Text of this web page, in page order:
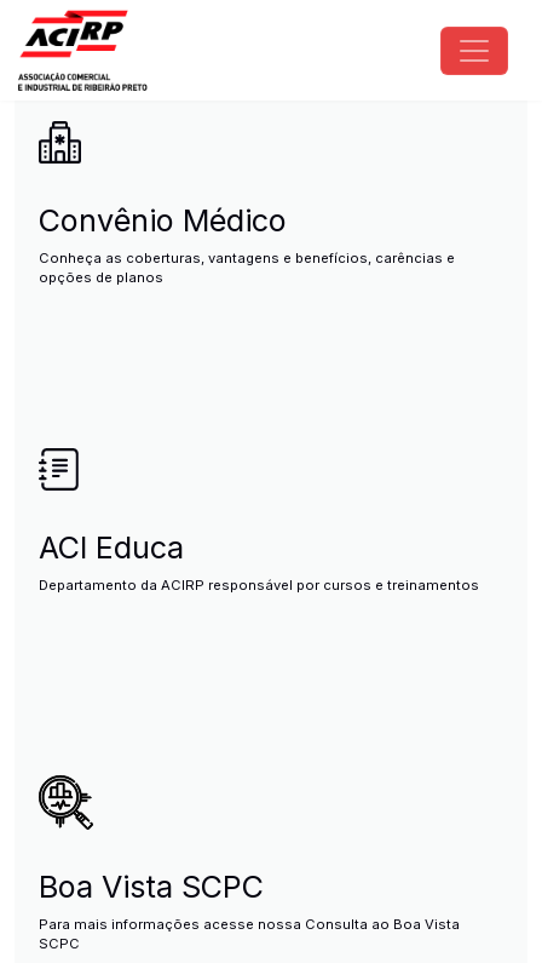
Pular para o conteúdo principal
ACIRP - Associação Comercial
Convênio Médico
Conheça as coberturas, vantagens e benefícios, carências e
opções de planos
ACI Educa
Departamento da ACIRP responsável por cursos e treinamentos
Boa Vista SCPC
Para mais informações acesse nossa Consulta ao Boa Vista
SCPC